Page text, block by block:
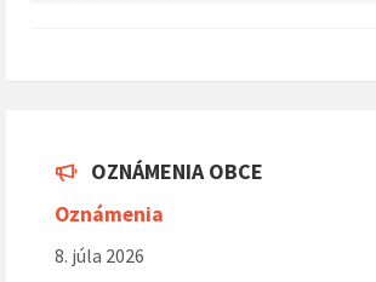
OZNÁMENIA OBCE
Oznámenia
8. júla 2026